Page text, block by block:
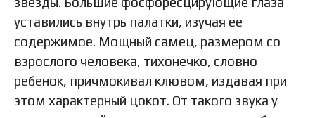
уставились внутрь палатки, изучая ее
содержимое. Мощный самец, размером со
взрослого человека, тихонечко, словно
ребенок, причмокивал клювом, издавая при
этом характерный цокот. От такого звука у